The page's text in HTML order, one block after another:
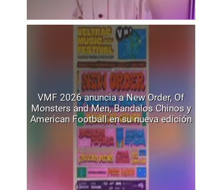
VMF 2026 anuncia a New Order, Of
Monsters and Men, Bandalos Chinos y
American Football en su nueva edición